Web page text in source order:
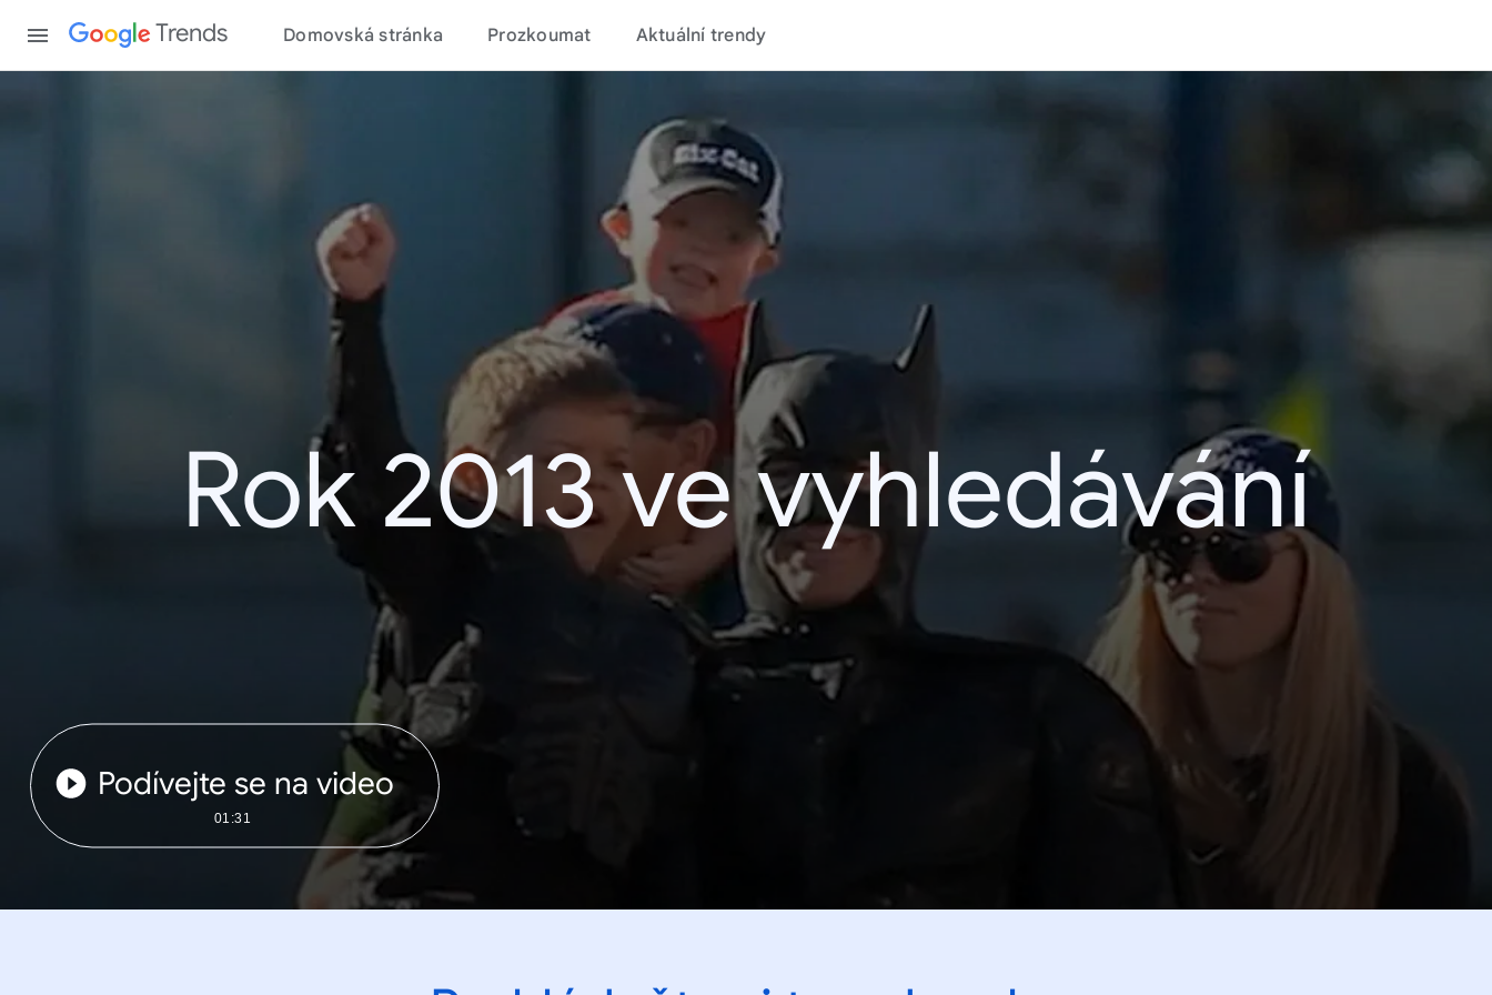
Trends Domovská stránka Prozkoumat Aktuální trendy
Rok 2013 ve vyhledávání
Podívejte se na video
01:31